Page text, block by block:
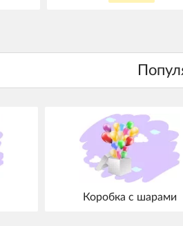
Коробка с шарами